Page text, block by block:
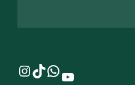
Instagram
TikTok
WhatsApp
YouTube